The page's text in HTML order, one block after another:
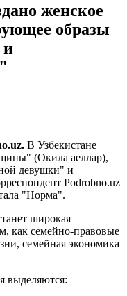
женское
образы
и
В Узбекистане
(Окила аеллар),
девушки" и
Podrobno.uz
"Норма".
широкая
как семейно-правовые
семейная экономика
выделяются: